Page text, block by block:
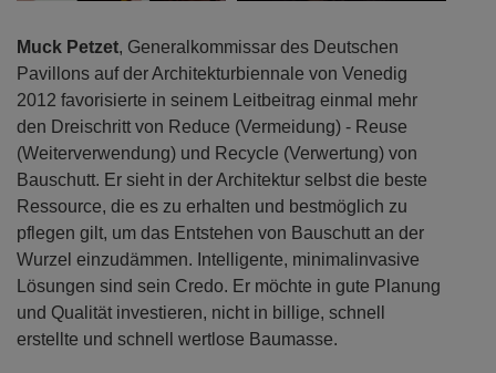
Muck Petzet, Generalkommissar des Deutschen
Pavillons auf der Architekturbiennale von Venedig
2012 favorisierte in seinem Leitbeitrag einmal mehr
den Dreischritt von Reduce (Vermeidung) - Reuse
(Weiterverwendung) und Recycle (Verwertung) von
Bauschutt. Er sieht in der Architektur selbst die beste
Ressource, die es zu erhalten und bestmöglich zu
pflegen gilt, um das Entstehen von Bauschutt an der
Wurzel einzudämmen. Intelligente, minimalinvasive
Lösungen sind sein Credo. Er möchte in gute Planung
und Qualität investieren, nicht in billige, schnell
erstellte und schnell wertlose Baumasse.